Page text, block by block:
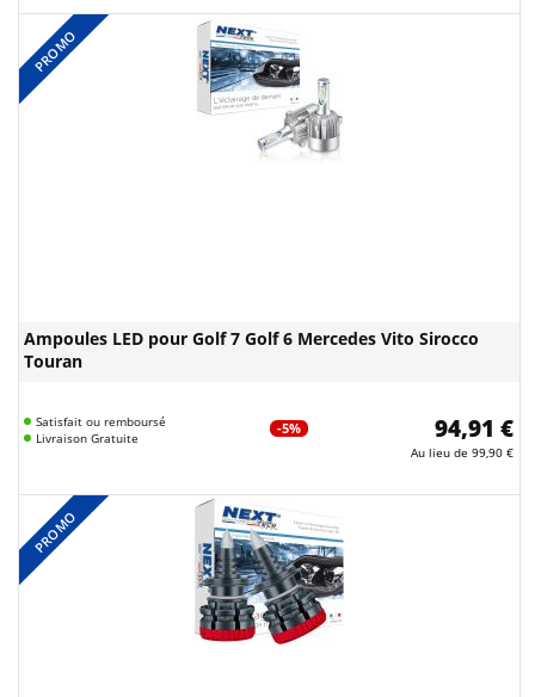
PROMO
Ampoules LED pour Golf 7 Golf 6 Mercedes Vito Sirocco
Touran
Satisfait ou remboursé
Livraison Gratuite
-5% 94,91 €
Au lieu de 99,90 €
PROMO